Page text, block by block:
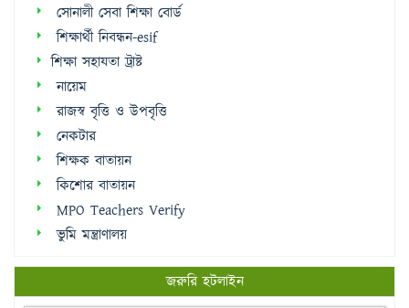
সোনালী সেবা শিক্ষা বোর্ড
শিক্ষার্থী নিবন্ধন-esif
শিক্ষা সহাযতা ট্রাষ্ট
নায়েম
রাজস্ব বৃত্তি ও উপবৃত্তি
নেকটার
শিক্ষক বাতায়ন
কিশোর বাতায়ন
MPO Teachers Verify
ভুমি মন্ত্রাণালয়
জরুরি হটলাইন